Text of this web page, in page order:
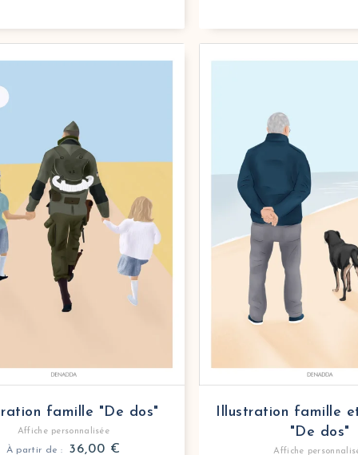
famille "De dos"
Affiche personnalisée
À partir de : 36,00 €
Illustration famille
"De dos"
Affiche